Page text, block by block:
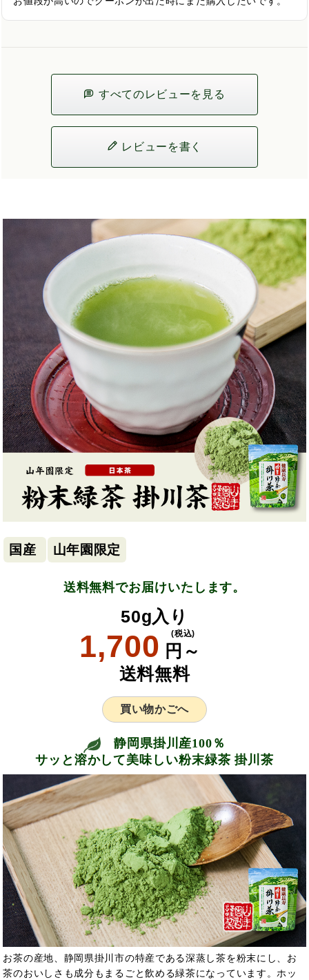
すべてのレビューを見る
レビューを書く
国産 山年園限定
送料無料でお届けいたします。
50g入り
1,700 円～
(税込)
送料無料
買い物かごへ
静岡県掛川産100％
サッと溶かして美味しい粉末緑茶 掛川茶
お茶の産地、静岡県掛川市の特産である深蒸し茶を粉末にし、お
茶のおいしさも成分もまるごと飲める緑茶になっています。ホッ